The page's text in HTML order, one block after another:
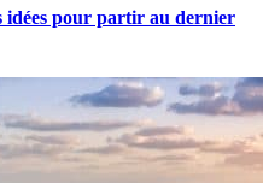
idées pour partir au dernier